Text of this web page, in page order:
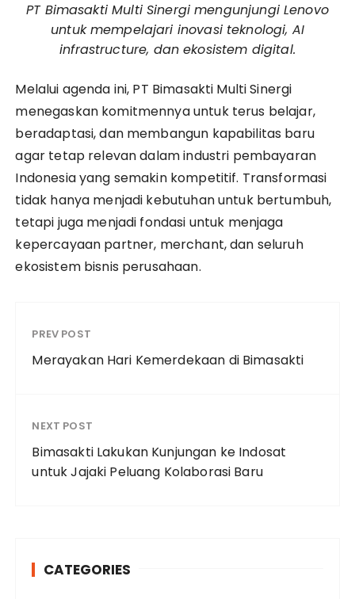
PT Bimasakti Multi Sinergi mengunjungi Lenovo
untuk mempelajari inovasi teknologi, AI
infrastructure, dan ekosistem digital.
Melalui agenda ini, PT Bimasakti Multi Sinergi
menegaskan komitmennya untuk terus belajar,
beradaptasi, dan membangun kapabilitas baru
agar tetap relevan dalam industri pembayaran
Indonesia yang semakin kompetitif. Transformasi
tidak hanya menjadi kebutuhan untuk bertumbuh,
tetapi juga menjadi fondasi untuk menjaga
kepercayaan partner, merchant, dan seluruh
ekosistem bisnis perusahaan.
PREV POST
Merayakan Hari Kemerdekaan di Bimasakti
NEXT POST
Bimasakti Lakukan Kunjungan ke Indosat
untuk Jajaki Peluang Kolaborasi Baru
CATEGORIES